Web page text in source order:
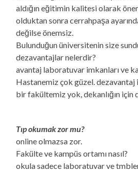
aldığın eğitimin kalitesi olarak
olduktan sonra cerrahpaşa
değilse önemsiz.
Bulunduğun üniversitenin size
dezavantajlar nelerdir?
avantaj laboratuvar imkanları ve
Hastanemiz çok güzel. dezavantaj
bir fakültemiz yok, dekanlığın için
Tıp okumak zor mu?
online olmazsa zor.
Fakülte ve kampüs ortamı nasıl?
okula sadece laboratuvar ve